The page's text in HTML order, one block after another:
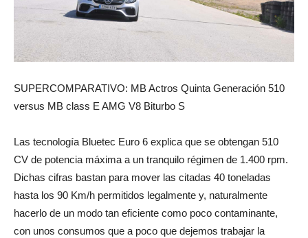
SUPERCOMPARATIVO: MB Actros Quinta Generación 510
versus MB class E AMG V8 Biturbo S
Las tecnología Bluetec Euro 6 explica que se obtengan 510
CV de potencia máxima a un tranquilo régimen de 1.400 rpm.
Dichas cifras bastan para mover las citadas 40 toneladas
hasta los 90 Km/h permitidos legalmente y, naturalmente
hacerlo de un modo tan eficiente como poco contaminante,
con unos consumos que a poco que dejemos trabajar la